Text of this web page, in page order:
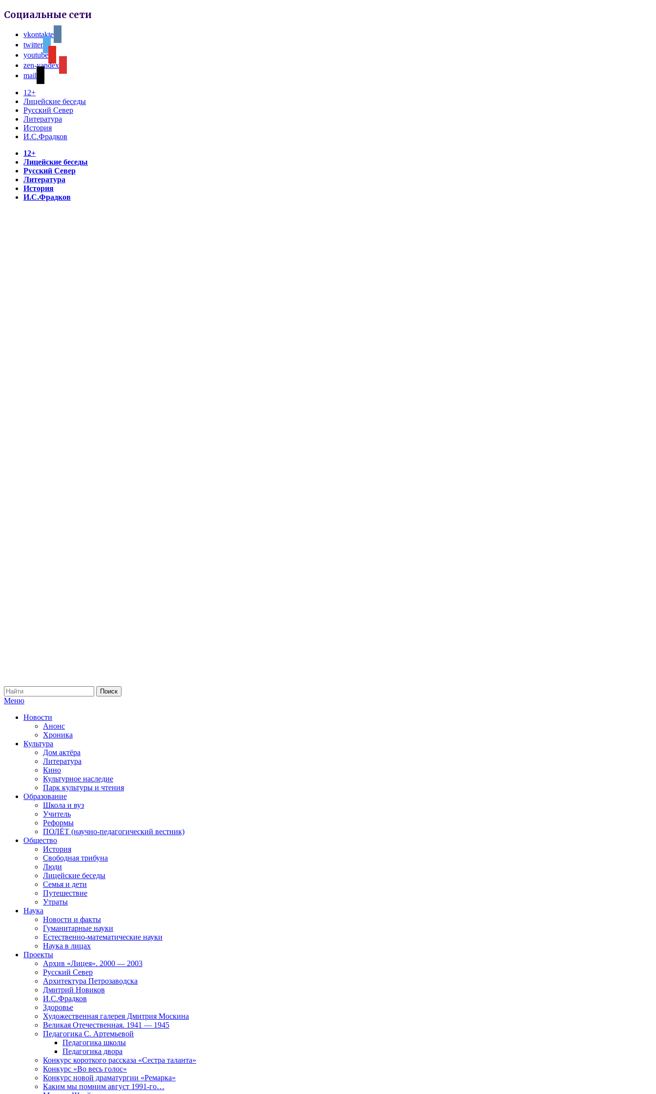
Социальные сети
vkontakte
twitter
youtube
zen-yandex
mail
12+
Лицейские беседы
Русский Север
Литература
История
И.С.Фрадков
12+
Лицейские беседы
Русский Север
Литература
История
И.С.Фрадков
Меню
Новости
Анонс
Хроника
Культура
Дом актёра
Литература
Кино
Культурное наследие
Парк культуры и чтения
Образование
Школа и вуз
Учитель
Реформы
ПОЛЁТ (научно-педагогический вестник)
Общество
История
Свободная трибуна
Люди
Лицейские беседы
Семья и дети
Путешествие
Утраты
Наука
Новости и факты
Гуманитарные науки
Естественно-математические науки
Наука в лицах
Проекты
Архив «Лицея». 2000 — 2003
Русский Север
Архитектура Петрозаводска
Дмитрий Новиков
И.С.Фрадков
Здоровье
Художественная галерея Дмитрия Москина
Великая Отечественная. 1941 — 1945
Педагогика С. Артемьевой
Педагогика школы
Педагогика двора
Конкурс короткого рассказа «Сестра таланта»
Конкурс «Во весь голос»
Конкурс новой драматургии «Ремарка»
Каким мы помним август 1991-го…